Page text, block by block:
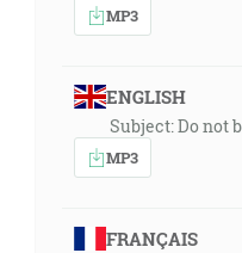
MP3
ENGLISH
Subject: Do not
MP3
FRANÇAIS